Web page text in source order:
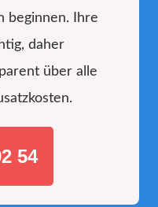
beginnen. Ihre
daher
über alle
54